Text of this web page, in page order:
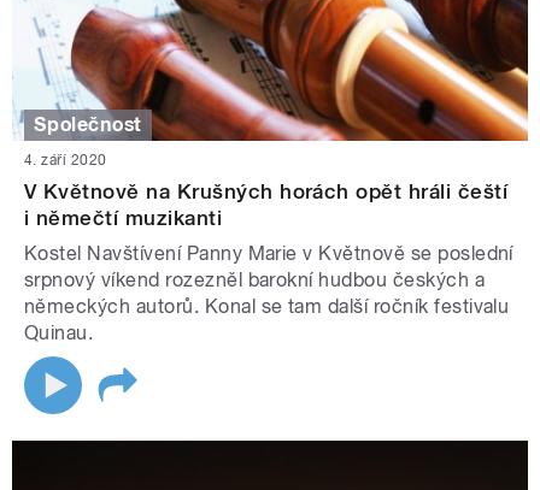
Společnost
4. září 2020
V Květnově na Krušných horách opět hráli čeští
i němečtí muzikanti
Kostel Navštívení Panny Marie v Květnově se poslední
srpnový víkend rozezněl barokní hudbou českých a
německých autorů. Konal se tam další ročník festivalu
Quinau.